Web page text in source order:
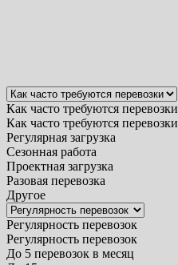
Как часто требуются перевозки
Как часто требуются перевозки
Регулярная загрузка
Сезонная работа
Проектная загрузка
Разовая перевозка
Другое
Регулярность перевозок
Регулярность перевозок
До 5 перевозок в месяц